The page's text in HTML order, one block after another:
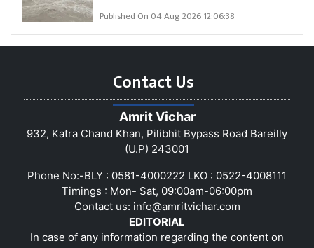
Published On 04 Aug 2026 12:06:38
Contact Us
Amrit Vichar
932, Katra Chand Khan, Pilibhit Bypass Road Bareilly
(U.P) 243001
Phone No:-BLY : 0581-4000222 LKO : 0522-4008111
Timings : Mon- Sat, 09:00am-06:00pm
Contact us: info@amritvichar.com
EDITORIAL
In case of any information regarding the content on